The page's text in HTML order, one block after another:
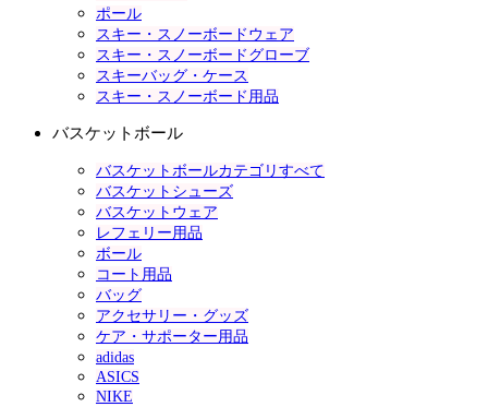
ポール
スキー・スノーボードウェア
スキー・スノーボードグローブ
スキーバッグ・ケース
スキー・スノーボード用品
バスケットボール
バスケットボールカテゴリすべて
バスケットシューズ
バスケットウェア
レフェリー用品
ボール
コート用品
バッグ
アクセサリー・グッズ
ケア・サポーター用品
adidas
ASICS
NIKE